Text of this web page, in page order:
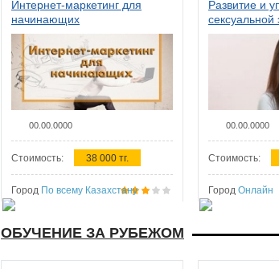
Интернет-маркетинг для
начинающих
00.00.0000
Стоимость: 38 000 тг.
Город По всему Казахстану
Развитие и
сексуальной
женщин
00.00.0000
Стоимость:
Город Онлайн
ОБУЧЕНИЕ ЗА РУБЕЖОМ